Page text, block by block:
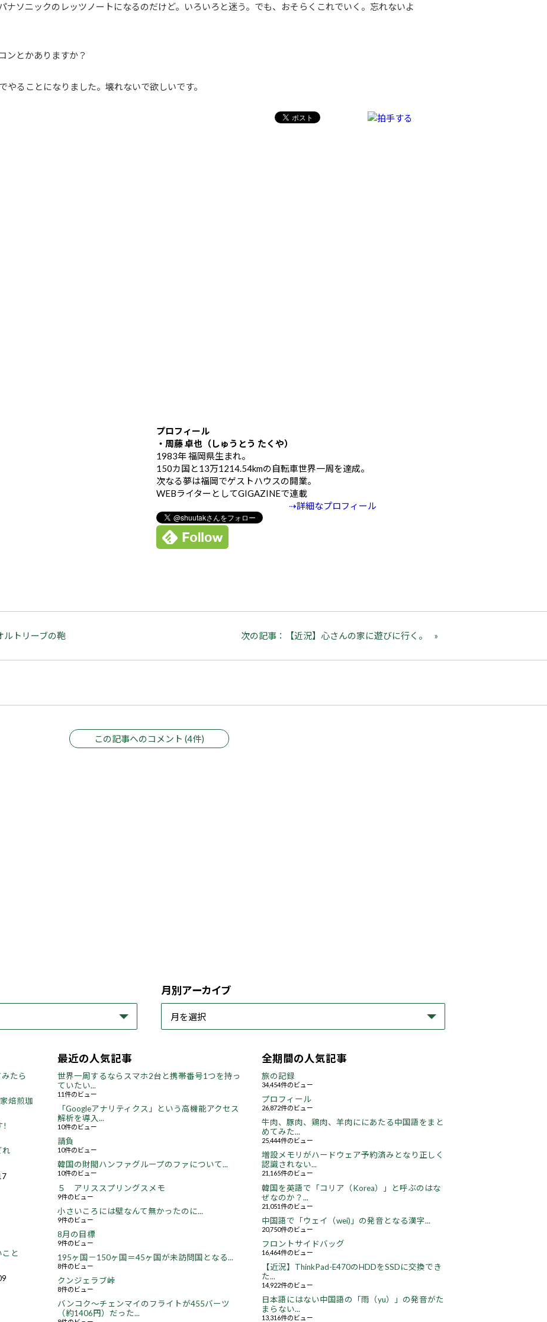
ナソニックのレッツノートになるのだけど。いろいろと迷う。でも、おそらくこれでいく。忘れないよ
ンとかありますか？
ることになりました。壊れないで欲しいです。
プロフィール
・周藤 卓也（しゅうとう たくや）
1983年 福岡県生まれ。
150カ国と13万1214.54kmの自転車世界一周を達成。
次なる夢は福岡でゲストハウスの開業。
WEBライターとしてGIGAZINEで連載
⇢詳細なプロフィール
ルトリーブの鞄 次の記事：【近況】心さんの家に遊びに行く。
この記事へのコメント (4件)
月別アーカイブ
たら
焙煎珈
!
れ
と
最近の人気記事
世界一周するならスマホ2台と携帯番号1つを持っ
ていたい...
11件のビュー
「Googleアナリティクス」という高機能アクセス
解析を導入...
10件のビュー
請負
10件のビュー
韓国の財閥ハンファグループのファについて...
10件のビュー
５ アリススプリングスメモ
9件のビュー
小さいころには壁なんて無かったのに...
9件のビュー
8月の目標
9件のビュー
195ヶ国－150ヶ国＝45ヶ国が未訪問国となる...
8件のビュー
クンジェラブ峠
8件のビュー
バンコク～チェンマイのフライトが455バーツ
（約1406円）だった...
全期間の人気記事
旅の記録
34,454件のビュー
プロフィール
26,872件のビュー
牛肉、豚肉、鶏肉、羊肉ににあたる中国語をまと
めてみた...
25,444件のビュー
増設メモリがハードウェア予約済みとなり正しく
認識されない...
21,165件のビュー
韓国を英語で「コリア（Korea）」と呼ぶのはな
ぜなのか？...
21,051件のビュー
中国語で「ウェイ（wei)」の発音となる漢字...
20,750件のビュー
フロントサイドバッグ
16,464件のビュー
【近況】ThinkPad-E470のHDDをSSDに交換でき
た...
14,922件のビュー
日本語にはない中国語の「雨（yu）」の発音がた
まらない...
13,316件のビュー